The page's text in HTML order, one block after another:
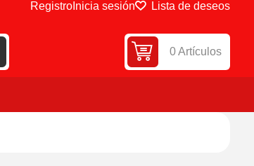
Registro Inicia sesión Lista de deseos
0 Artículos